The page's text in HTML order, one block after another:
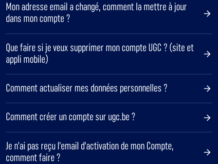
Mon adresse email a changé, comment la mettre à jour
dans mon compte ?
Que faire si je veux supprimer mon compte UGC ? (site et
appli mobile)
Comment actualiser mes données personnelles ?
Comment créer un compte sur ugc.be ?
Je n'ai pas reçu l'email d'activation de mon Compte,
comment faire ?